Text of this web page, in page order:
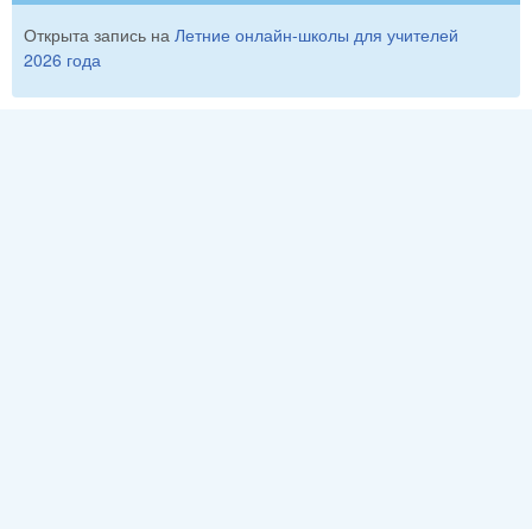
Открыта запись на Летние онлайн-школы для учителей
2026 года